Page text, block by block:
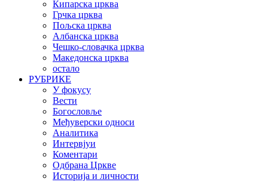
Кипарска црква
Грчка црква
Пољска црква
Албанска црква
Чешко-словачка црква
Македонска црква
остало
РУБРИКЕ
У фокусу
Вести
Богословље
Међуверски односи
Аналитика
Интервјуи
Коментари
Одбрана Цркве
Историја и личности